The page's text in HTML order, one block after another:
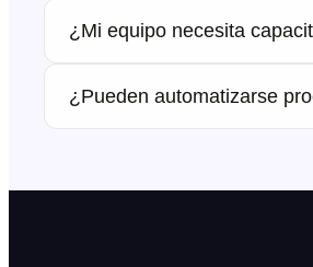
¿Mi equipo necesita
¿Pueden automatizarse